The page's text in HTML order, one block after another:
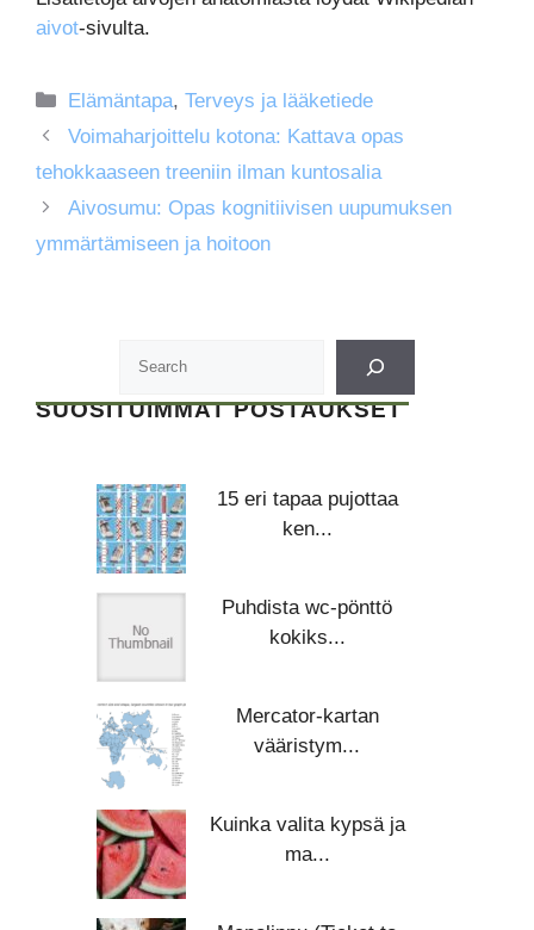
aivot-sivulta.
Kategoriat
Elämäntapa,Terveys ja lääketiede
Voimaharjoittelu kotona: Kattava opas
tehokkaaseen treeniin ilman kuntosalia
Aivosumu: Opas kognitiivisen uupumuksen
ymmärtämiseen ja hoitoon
SUOSITUIMMAT POSTAUKSET
15 eri tapaa pujottaa
ken...
Puhdista wc-pönttö
kokiks...
Mercator-kartan
vääristym...
Kuinka valita kypsä ja
ma...